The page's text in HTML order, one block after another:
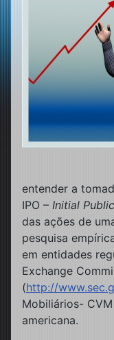
entender a
IPO – Initial
das ações de
pesquisa
em entidades
Exchange
(http://
Mobiliários-
americana.